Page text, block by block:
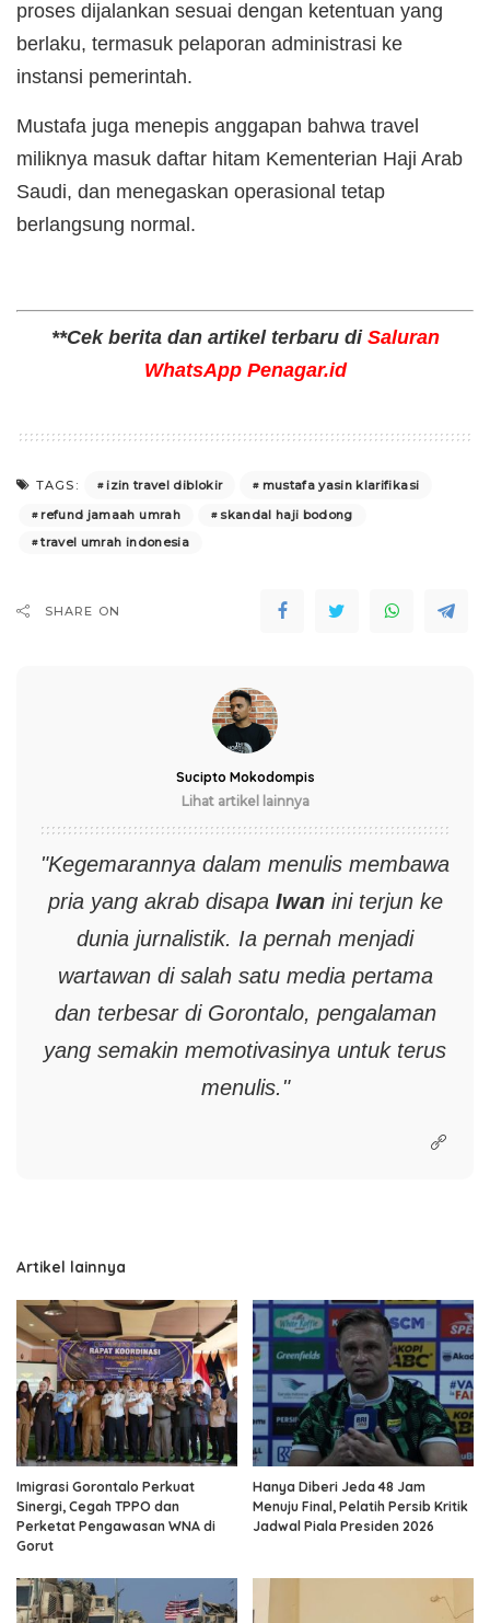
proses dijalankan sesuai dengan ketentuan yang
berlaku, termasuk pelaporan administrasi ke
instansi pemerintah.
Mustafa juga menepis anggapan bahwa travel
miliknya masuk daftar hitam Kementerian Haji Arab
Saudi, dan menegaskan operasional tetap
berlangsung normal.
**Cek berita dan artikel terbaru di Saluran
WhatsApp Penagar.id
TAGS: izin travel diblokir
mustafa yasin klarifikasi
refund jamaah umrah
skandal haji bodong
travel umrah indonesia
SHARE ON
Sucipto Mokodompis
Lihat artikel lainnya
"Kegemarannya dalam menulis membawa
pria yang akrab disapa Iwanini terjun ke
dunia jurnalistik. Ia pernah menjadi
wartawan di salah satu media pertama
dan terbesar di Gorontalo, pengalaman
yang semakin memotivasinya untuk terus
menulis."
Artikel lainnya
Imigrasi Gorontalo Perkuat
Sinergi, Cegah TPPO dan
Perketat Pengawasan WNA di
Gorut
Hanya Diberi Jeda 48 Jam
Menuju Final, Pelatih Persib Kritik
Jadwal Piala Presiden 2026